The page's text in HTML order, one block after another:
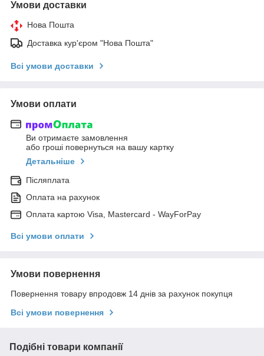
Умови доставки
Нова Пошта
Доставка кур'єром "Нова Пошта"
Всі умови доставки
Умови оплати
Ви отримаєте замовлення
або гроші повернуться на вашу картку
Детальніше
Післяплата
Оплата на рахунок
Оплата картою Visa, Mastercard - WayForPay
Всі умови оплати
Умови повернення
Повернення товару впродовж 14 днів за рахунок покупця
Всі умови повернення
Подібні товари компанії